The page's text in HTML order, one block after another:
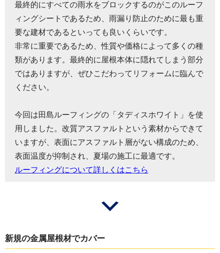
最終的にすべての雨水をブロックするのがこのルーフ
ィングシートであるため、雨漏り防止のために最も重
要な建材であるといっても良いくらいです。
非常に重要であるため、性質や価格によって多くの種
類があります。最終的に屋根本体に隠れてしまう部分
ではありますが、ぜひこだわってリフォームに臨んで
ください。
今回は田島ルーフィングの「タディスホワイト」を使
用しました。改質アスファルトという素材からできて
いますが、表面にアスファルト層がない構成のため、
表面温度が抑制され、夏場の施工に最適です。
ルーフィングについて詳しくはこちら
新規の金属屋根材でカバー